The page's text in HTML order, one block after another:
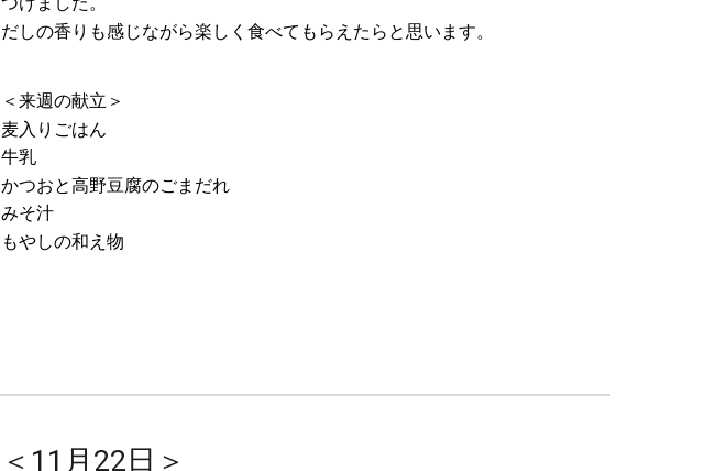
だしの香りも感じながら楽しく食べてもらえたらと思います。
＜来週の献立＞
麦入りごはん
牛乳
かつおと高野豆腐のごまだれ
みそ汁
もやしの和え物
＜11月22日＞